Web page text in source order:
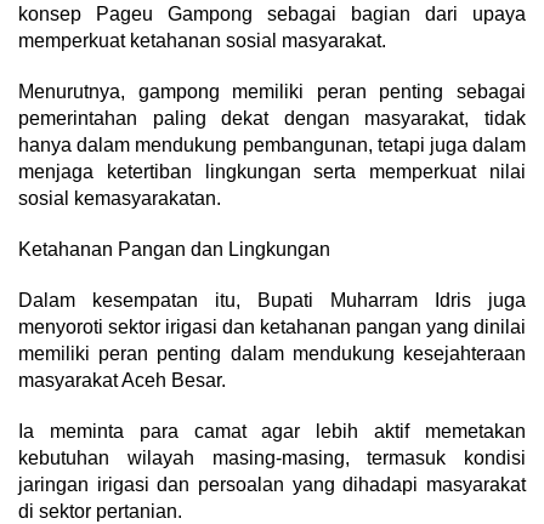
konsep Pageu Gampong sebagai bagian dari upaya
memperkuat ketahanan sosial masyarakat.
Menurutnya, gampong memiliki peran penting sebagai
pemerintahan paling dekat dengan masyarakat, tidak
hanya dalam mendukung pembangunan, tetapi juga dalam
menjaga ketertiban lingkungan serta memperkuat nilai
sosial kemasyarakatan.
Ketahanan Pangan dan Lingkungan
Dalam kesempatan itu, Bupati Muharram Idris juga
menyoroti sektor irigasi dan ketahanan pangan yang dinilai
memiliki peran penting dalam mendukung kesejahteraan
masyarakat Aceh Besar.
Ia meminta para camat agar lebih aktif memetakan
kebutuhan wilayah masing-masing, termasuk kondisi
jaringan irigasi dan persoalan yang dihadapi masyarakat
di sektor pertanian.